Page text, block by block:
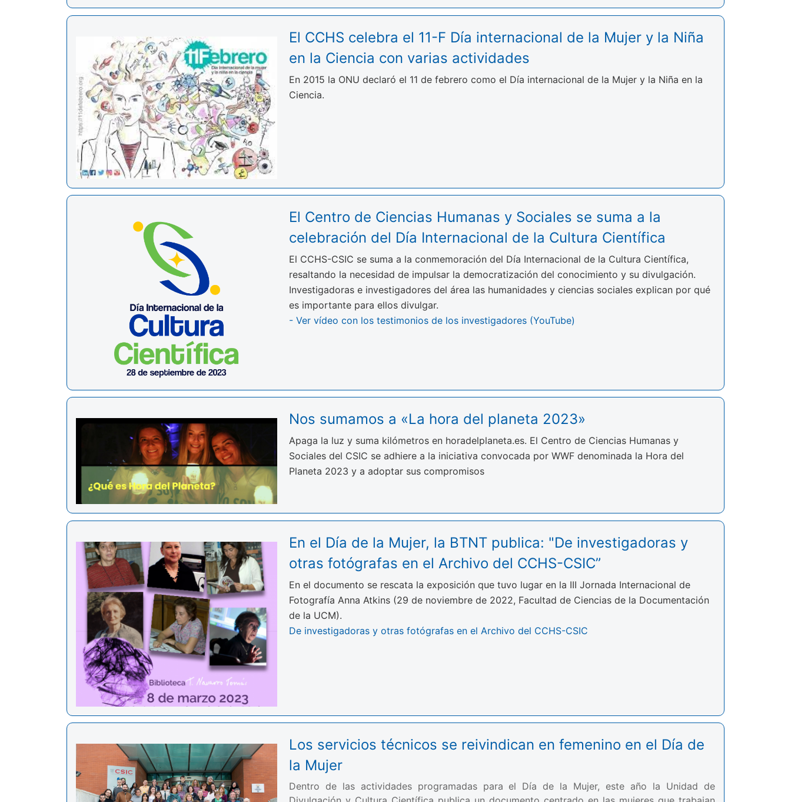
El CCHS celebra el 11-F Día internacional de la Mujer y la Niña
en la Ciencia con varias actividades
En 2015 la ONU declaró el 11 de febrero como el Día internacional de la Mujer y la Niña en la
Ciencia.
El Centro de Ciencias Humanas y Sociales se suma a la
celebración del Día Internacional de la Cultura Científica
El CCHS-CSIC se suma a la conmemoración del Día Internacional de la Cultura Científica,
resaltando la necesidad de impulsar la democratización del conocimiento y su divulgación.
Investigadoras e investigadores del área las humanidades y ciencias sociales explican por qué
es importante para ellos divulgar.
- Ver vídeo con los testimonios de los investigadores (YouTube)
Nos sumamos a «La hora del planeta 2023»
Apaga la luz y suma kilómetros en horadelplaneta.es. El Centro de Ciencias Humanas y
Sociales del CSIC se adhiere a la iniciativa convocada por WWF denominada la Hora del
Planeta 2023 y a adoptar sus compromisos
En el Día de la Mujer, la BTNT publica: "De investigadoras y
otras fotógrafas en el Archivo del CCHS-CSIC”
En el documento se rescata la exposición que tuvo lugar en la III Jornada Internacional de
Fotografía Anna Atkins (29 de noviembre de 2022, Facultad de Ciencias de la Documentación
de la UCM).
De investigadoras y otras fotógrafas en el Archivo del CCHS-CSIC
Los servicios técnicos se reivindican en femenino en el Día de
la Mujer
Dentro de las actividades programadas para el Día de la Mujer, este año la Unidad de